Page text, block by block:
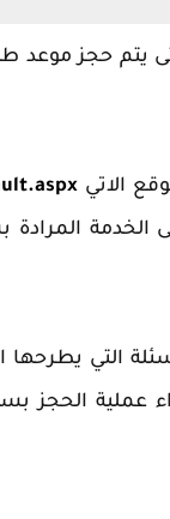
يتم حجز
الاتي
المرادة
التي
عملية الحجز